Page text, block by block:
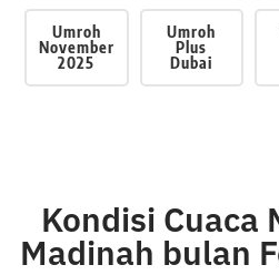
Umroh
November
2025
Umroh
Plus
Dubai
Kondisi Cuaca
Madinah bulan